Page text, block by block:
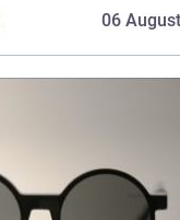
06